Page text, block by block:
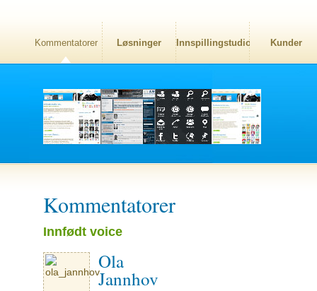
Kommentatorer Løsninger Innspillingstudio Kunder
Kommentatorer
Innfødt voice
Ola
Jannhov